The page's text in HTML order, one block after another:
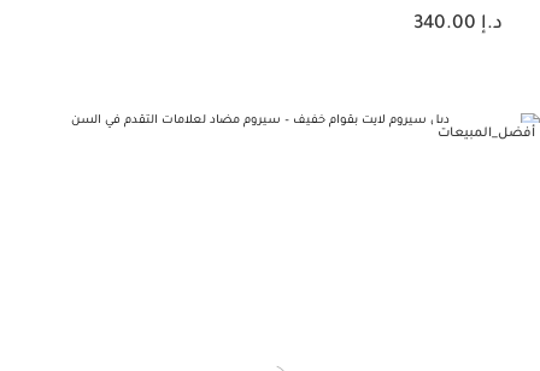
السعر الحالي هو د.إ 340.00
د.إ 340.00
أفضل_المبيعات